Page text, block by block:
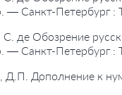
Санкт-Петербург :
де Обозрение
Санкт-Петербург :
Д.П. Дополнение к